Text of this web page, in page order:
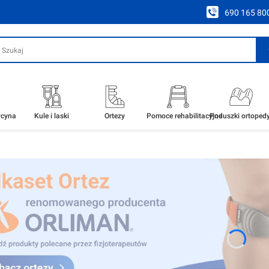
690 165
Kule i laski Ortezy Pomoce rehabilitacyjnePoduszki